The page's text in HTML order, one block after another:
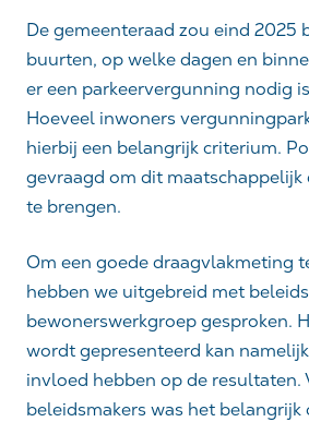
De gemeenteraad zou eind 2025
buurten, op welke dagen en
er een parkeervergunning nodig
Hoeveel inwoners
hierbij een belangrijk criterium.
gevraagd om dit maatschappelijk
te brengen.
Om een goede draagvlakmeting
hebben we uitgebreid met
bewonerswerkgroep gesproken.
wordt gepresenteerd kan
invloed hebben op de resultaten.
beleidsmakerswas het belangrijk